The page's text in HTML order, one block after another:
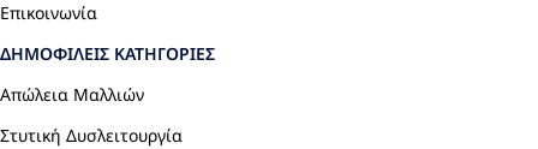
Επικοινωνία
ΔΗΜΟΦΙΛΕΊΣ ΚΑΤΗΓΟΡΊΕΣ
Απώλεια Μαλλιών
Στυτική Δυσλειτουργία